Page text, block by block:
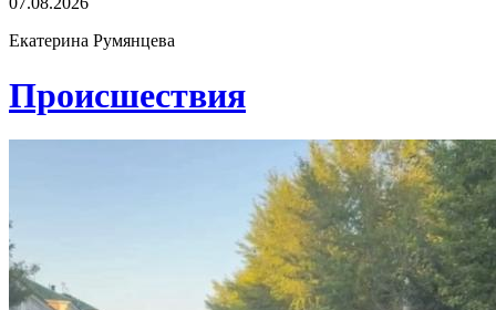
Екатерина Румянцева
Проиcшествия